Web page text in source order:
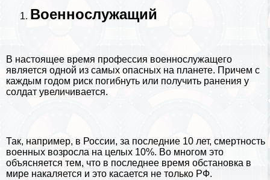
Военнослужащий
В настоящее время профессия военнослужащего
является одной из самых опасных на планете. Причем с
каждым годом риск погибнуть или получить ранения у
солдат увеличивается.
Так, например, в России, за последние 10 лет, cмepтность
военных возросла на целых 10%. Во многом это
объясняется тем, что в последнее время обстановка в
мире накаляется и это касается не только РФ.